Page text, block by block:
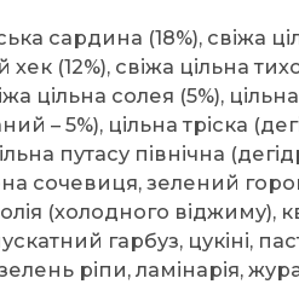
сардина (18%), свіжа
(12%), свіжа цільна
цільна солея (5%),
– 5%), цільна тріска
путасу північна
сочевиця, зелений
(холодного віджиму),
гарбуз, цукіні,
ріпи, ламінарія,